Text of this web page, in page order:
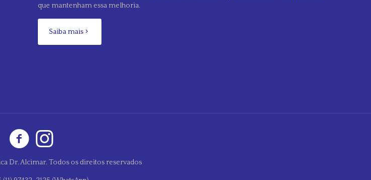
que mantenham essa melhoria.
Saiba mais
Dr. Alcimar. Todos os direitos reservados